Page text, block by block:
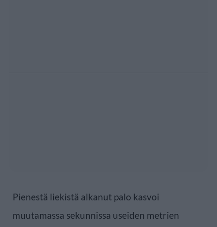
Pienestä liekistä alkanut palo kasvoi
muutamassa sekunnissa useiden metrien